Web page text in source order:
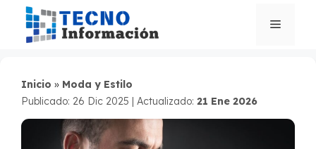
Saltar
contenido
Menú
Inicio » Moda y Estilo
Publicado: 26 Dic 2025 | Actualizado: 21 Ene 2026